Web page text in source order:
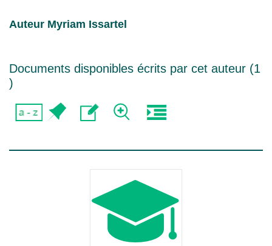
Auteur Myriam Issartel
Documents disponibles écrits par cet auteur (1
)